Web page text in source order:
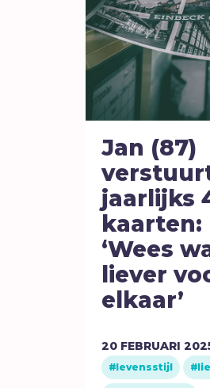
Jan (87)
jaarlijks
kaarten:
‘Wees
liever
elkaar’
20 FEBRUARI
levensstijl